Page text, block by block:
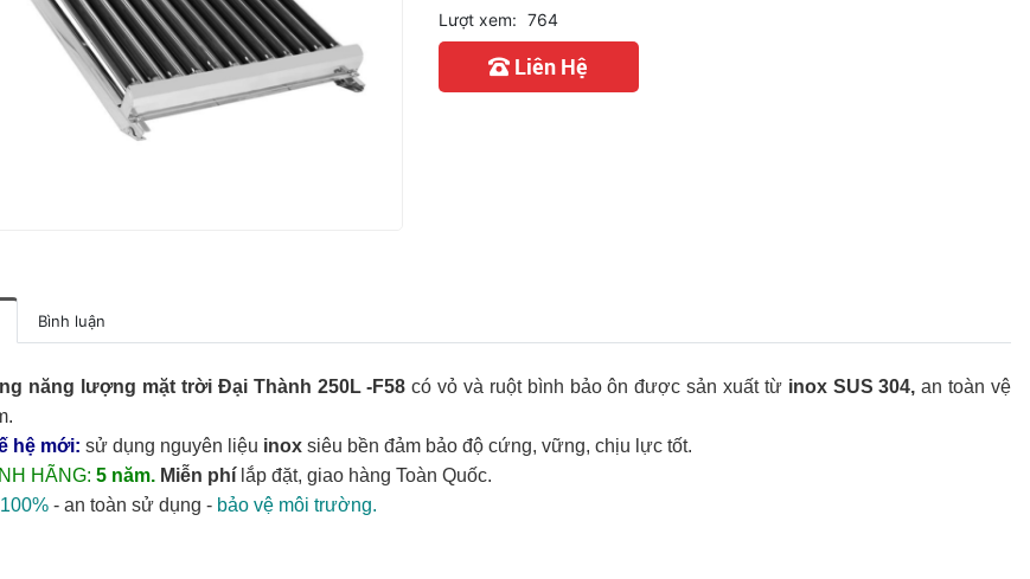
Lượt xem: 764
Liên Hệ
Bình luận
năng lượng mặt trời Đại Thành 250L -F58 có vỏ và ruột bình bảo ôn được sản xuất từ inox SUS 304, an toàn vệ
hệ mới: sử dụng nguyên liệu inox siêu bền đảm bảo độ cứng, vững, chịu lực tốt.
HÃNG: 5 năm. Miễn phí lắp đặt, giao hàng Toàn Quốc.
- an toàn sử dụng - bảo vệ môi trường.